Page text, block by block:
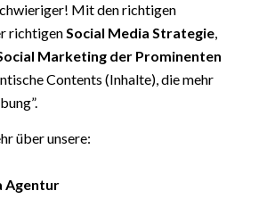
Mit den richtigen
richtigenSocial Media Strategie,
Marketing der Prominenten
Contents (Inhalte), die mehr
über unsere:
Agentur